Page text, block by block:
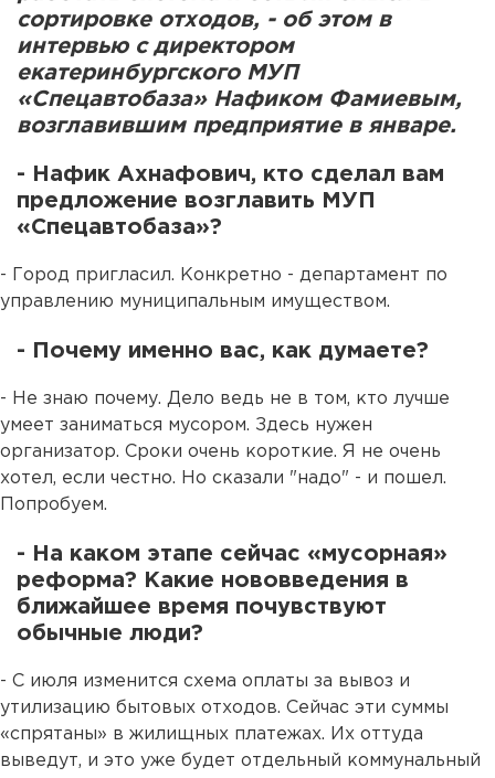
сортировке отходов, - об этом в
интервью с директором
екатеринбургского МУП
«Спецавтобаза» Нафиком Фамиевым,
возглавившим предприятие в январе.
- Нафик Ахнафович, кто сделал вам
предложение возглавить МУП
«Спецавтобаза»?
- Город пригласил. Конкретно - департамент по
управлению муниципальным имуществом.
- Почему именно вас, как думаете?
- Не знаю почему. Дело ведь не в том, кто лучше
умеет заниматься мусором. Здесь нужен
организатор. Сроки очень короткие. Я не очень
хотел, если честно. Но сказали "надо" - и пошел.
Попробуем.
- На каком этапе сейчас «мусорная»
реформа? Какие нововведения в
ближайшее время почувствуют
обычные люди?
- С июля изменится схема оплаты за вывоз и
утилизацию бытовых отходов. Сейчас эти суммы
«спрятаны» в жилищных платежах. Их оттуда
выведут, и это уже будет отдельный коммунальный